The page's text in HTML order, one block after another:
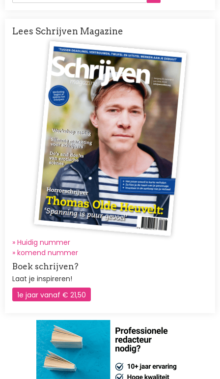
Lees Schrijven Magazine
Afbeelding
» Huidig nummer
» komend nummer
Boek schrijven?
Laat je inspireren!
1e jaar vanaf € 21,50